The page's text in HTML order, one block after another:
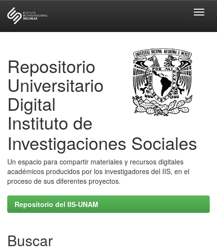
Repositorio
Universitario
Digital
Instituto de
Investigaciones Sociales
Un espacio para compartir materiales y recursos digitales
académicos producidos por los investigadores del IIS, en el
proceso de sus diferentes proyectos.
Repositorio del IIS-UNAM
Buscar